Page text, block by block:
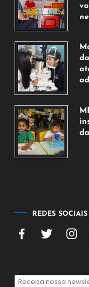
de
de
de
de
REDES SOCIAIS